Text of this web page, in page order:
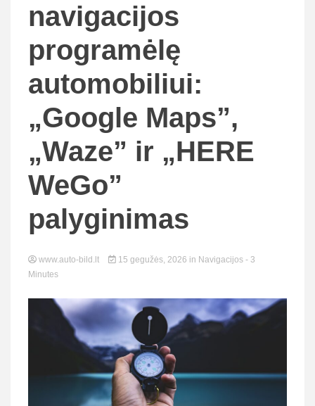
navigacijos
programėlę
automobiliui:
„Google Maps”,
„Waze” ir „HERE
WeGo”
palyginimas
www.auto-bild.lt 15 gegužės, 2026 in Navigacijos - 3
Minutes